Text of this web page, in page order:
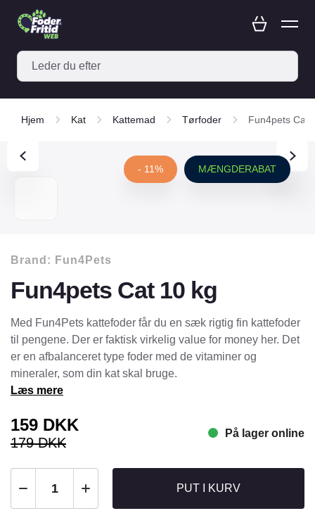
Hjem Kat Kattemad Tørfoder Fun4pets Cat
- 11% MÆNGDERABAT
Brand: Fun4Pets
Fun4pets Cat 10 kg
Med Fun4Pets kattefoder får du en sæk rigtig fin kattefoder
til pengene. Der er faktisk virkelig value for money her. Det
er en afbalanceret type foder med de vitaminer og
mineraler, som din kat skal bruge.
Læs mere
179DKK
oprindelige
pris
var:
159 DKK
aktuelle
pris
er:
På lager online
PUT I KURV